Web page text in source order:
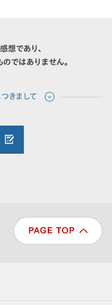
想であり、
ではありません。